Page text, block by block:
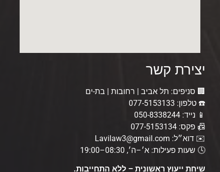
יצירת קשר
🏢 סניפים: תל אביב | רחובות | בת-ים
☎️ טלפון: 077-5153133
📱 נייד: 050-8338244
📠 פקס: 077-5153134
✉️ דוא״ל: Lavilaw3@gmail.com
🕓 שעות פעילות: א׳–ה׳, 08:30–19:00
שיחת ייעוץ ראשונית – ללא התחייבות.